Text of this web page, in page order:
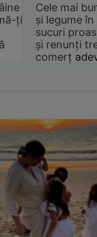
ți
Cele mai
și legume
sucuri
și renunți
comerț